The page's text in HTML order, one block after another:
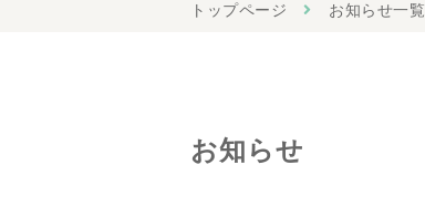
トップページ お知らせ一覧
お知らせ